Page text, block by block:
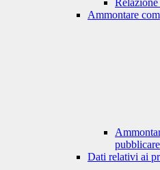
Ammontare
Dati relativi ai